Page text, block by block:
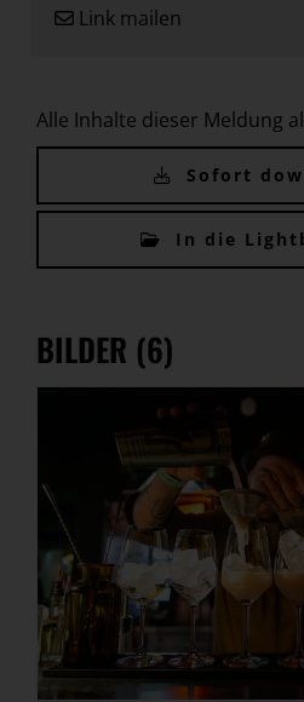
Link mailen
Alle Inhalte dieser Meldung
Sofort
In die
BILDER (6)